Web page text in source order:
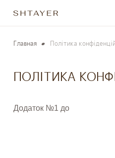
Главная Політика
ПОЛІТИКА
Додаток №1 до